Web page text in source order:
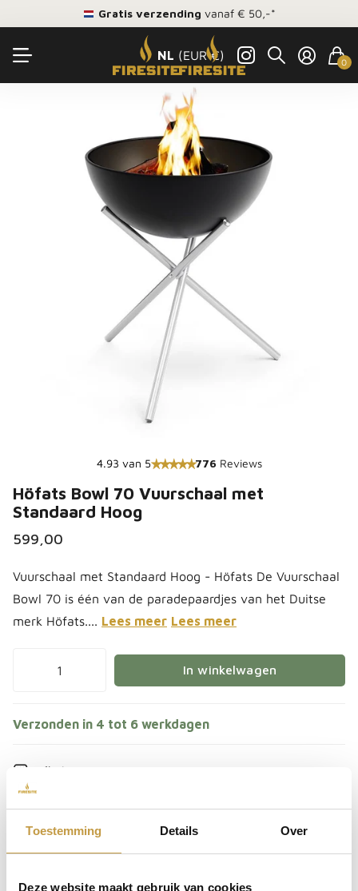
Toestemming Details Over
Deze website maakt gebruik van cookies
Gratis verzending vanaf € 50,-*
NL (EUR €) 0
4.93 van 5 776 Reviews
Höfats Bowl 70 Vuurschaal met
Standaard Hoog
599,00
Vuurschaal met Standaard Hoog - Höfats De Vuurschaal
Bowl 70 is één van de paradepaardjes van het Duitse
merk Höfats.... Lees meer Lees meer
In winkelwagen
Verzonden in 4 tot 6 werkdagen
Afhalen in
Achteraf betalen